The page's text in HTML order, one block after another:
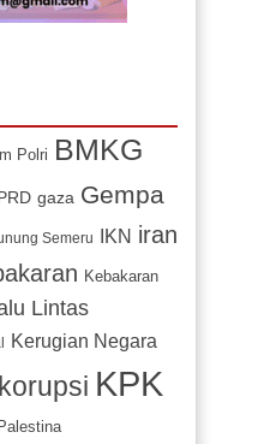
Polri BMKG
gaza Gempa
Semeru IKN iran
Kebakaran
Lintas
Kerugian Negara
korupsi KPK
Palestina